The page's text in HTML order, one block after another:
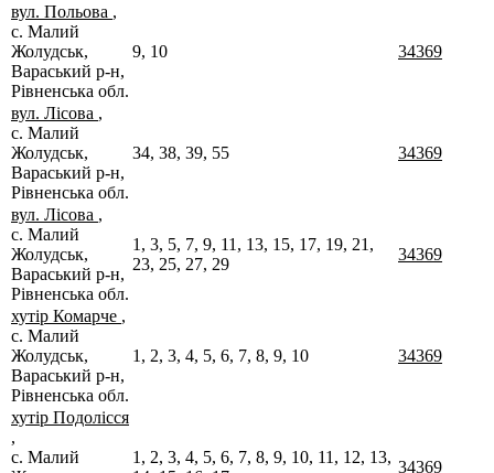
вул. Польова ,
с. Малий
Жолудськ,
Вараський р-н,
Рівненська обл.
9, 10 34369
вул. Лісова ,
с. Малий
Жолудськ,
Вараський р-н,
Рівненська обл.
34, 38, 39, 55 34369
вул. Лісова ,
с. Малий
Жолудськ,
Вараський р-н,
Рівненська обл.
1, 3, 5, 7, 9, 11, 13, 15, 17, 19, 21,
23, 25, 27, 29
34369
хутір Комарче ,
с. Малий
Жолудськ,
Вараський р-н,
Рівненська обл.
1, 2, 3, 4, 5, 6, 7, 8, 9, 10 34369
хутір Подолісся
,
с. Малий
1, 2, 3, 4, 5, 6, 7, 8, 9, 10, 11, 12, 13,
34369